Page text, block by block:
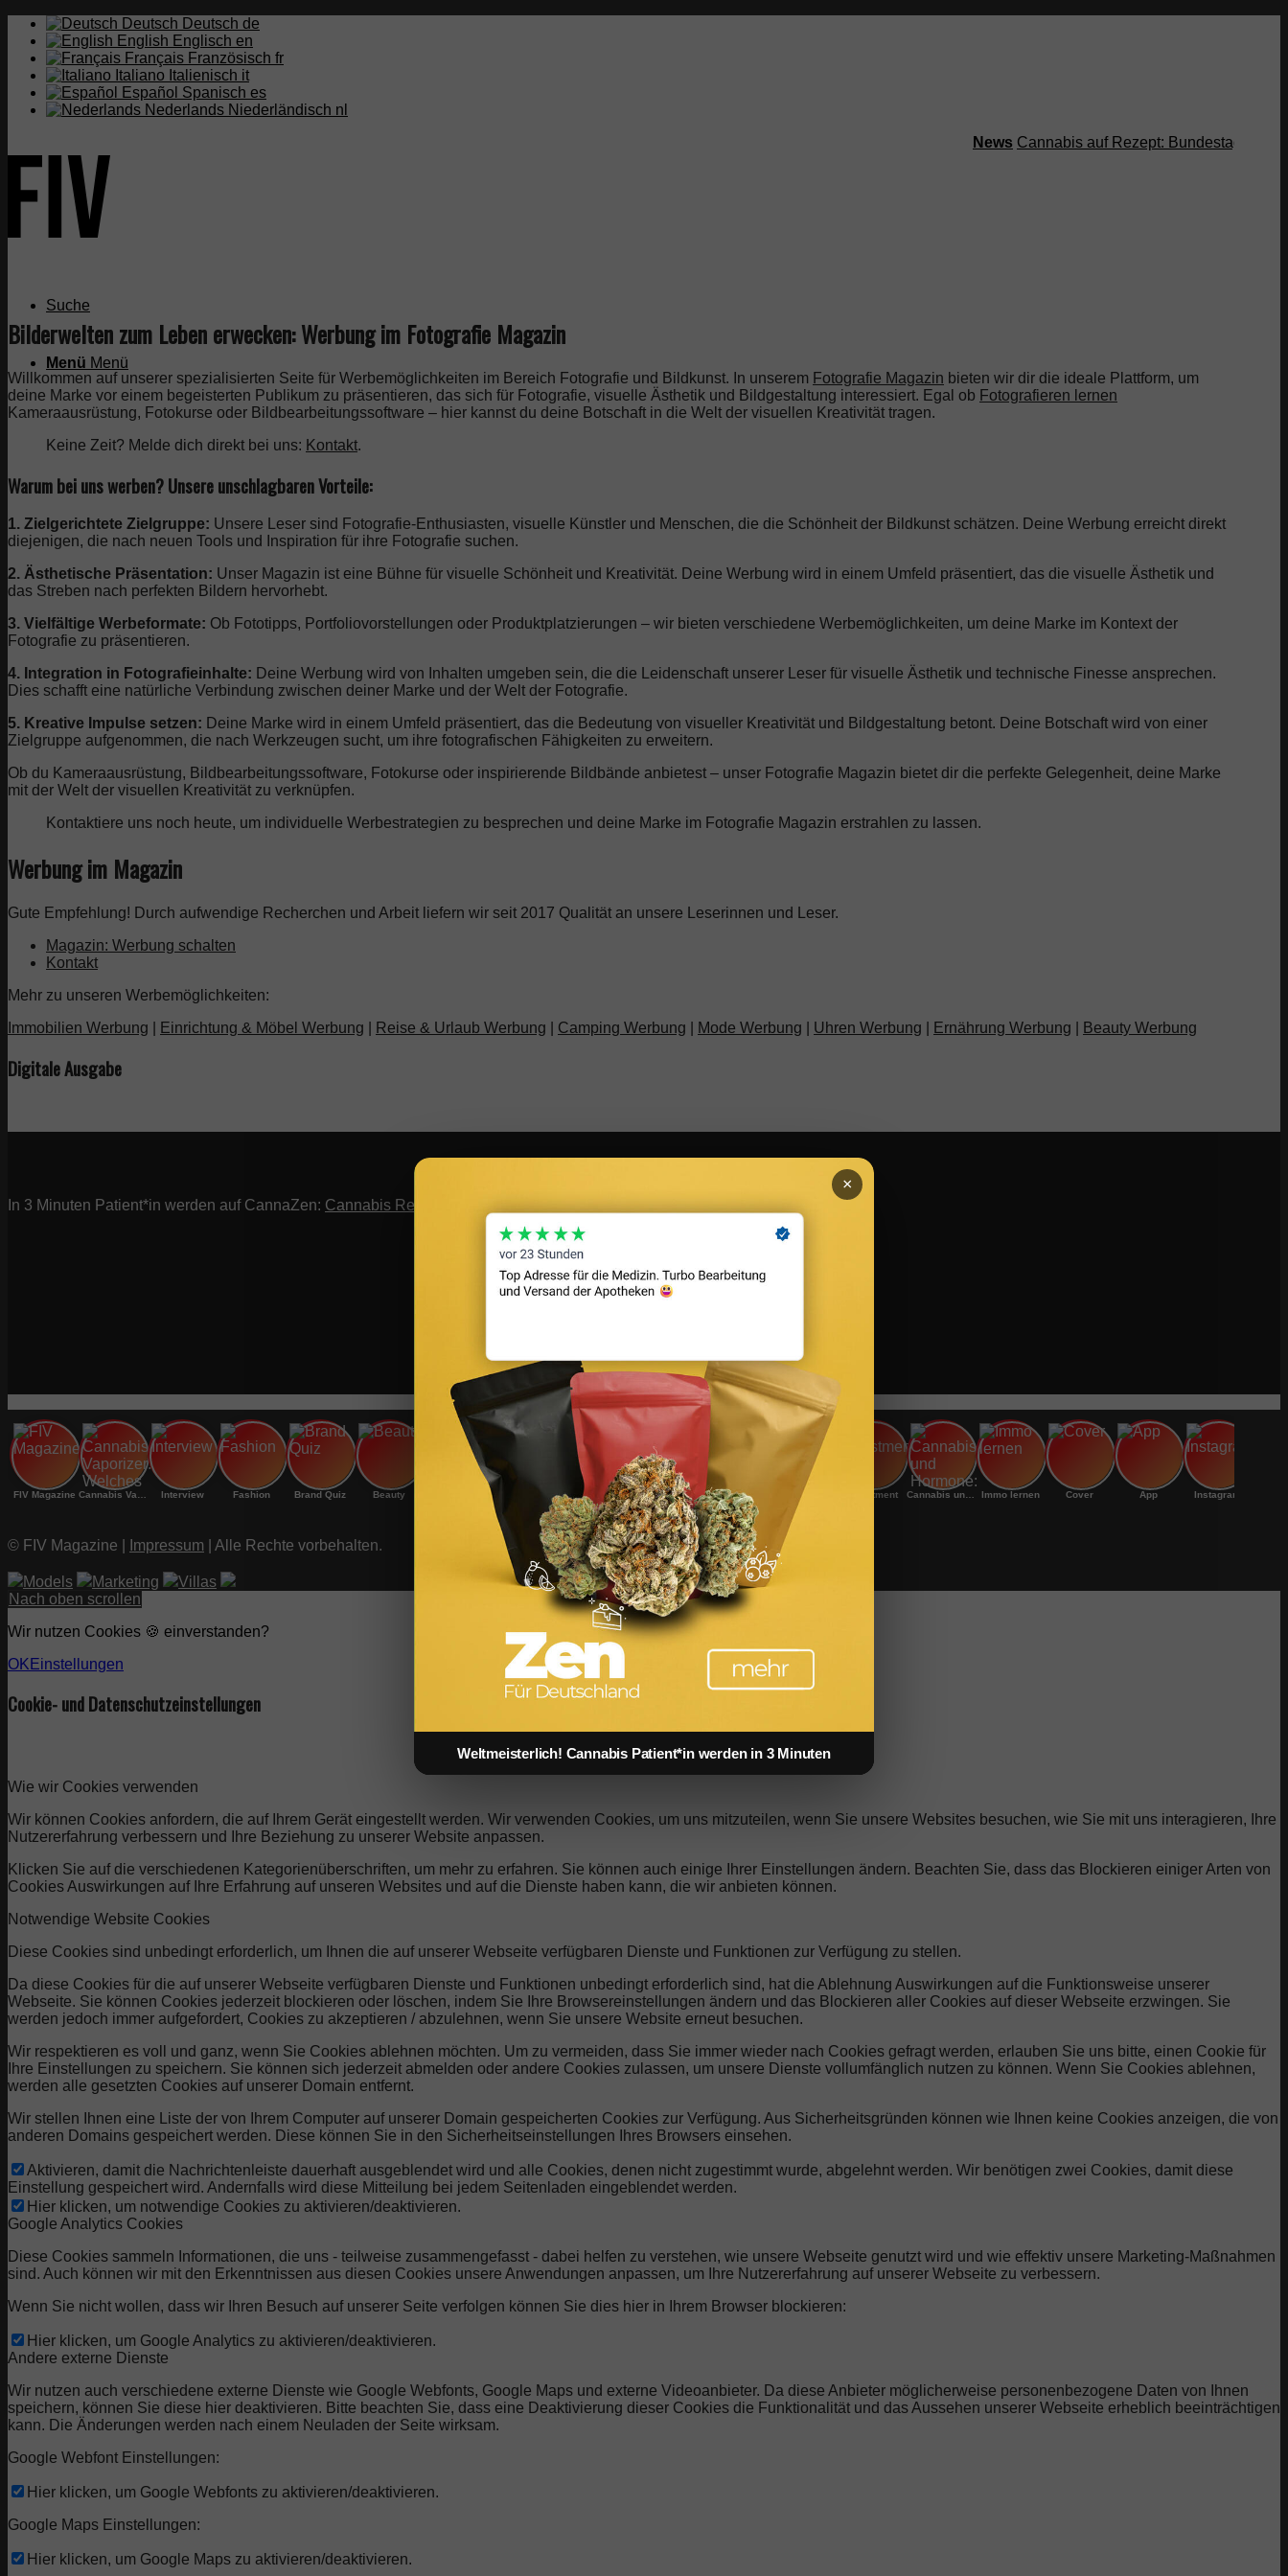
Deutsch Deutsch de
English Englisch en
Français Französisch fr
Italiano Italienisch it
Español Spanisch es
Nederlands Niederländisch nl
News Cannabis auf Rezept: Bundestag streicht
Suche
Menü Menü
Bilderwelten zum Leben erwecken: Werbung im Fotografie Magazin
Willkommen auf unserer spezialisierten Seite für Werbemöglichkeiten im Bereich Fotografie und Bildkunst. In unserem Fotografie Magazin bieten wir dir die ideale Plattform, um
deine Marke vor einem begeisterten Publikum zu präsentieren, das sich für Fotografie, visuelle Ästhetik und Bildgestaltung interessiert. Egal ob Fotografieren lernen
Kameraausrüstung, Fotokurse oder Bildbearbeitungssoftware – hier kannst du deine Botschaft in die Welt der visuellen Kreativität tragen.
Keine Zeit? Melde dich direkt bei uns: Kontakt.
Warum bei uns werben? Unsere unschlagbaren Vorteile:
1. Zielgerichtete Zielgruppe: Unsere Leser sind Fotografie-Enthusiasten, visuelle Künstler und Menschen, die die Schönheit der Bildkunst schätzen. Deine Werbung erreicht direkt
diejenigen, die nach neuen Tools und Inspiration für ihre Fotografie suchen.
2. Ästhetische Präsentation: Unser Magazin ist eine Bühne für visuelle Schönheit und Kreativität. Deine Werbung wird in einem Umfeld präsentiert, das die visuelle Ästhetik und
das Streben nach perfekten Bildern hervorhebt.
3. Vielfältige Werbeformate: Ob Fototipps, Portfoliovorstellungen oder Produktplatzierungen – wir bieten verschiedene Werbemöglichkeiten, um deine Marke im Kontext der
Fotografie zu präsentieren.
4. Integration in Fotografieinhalte: Deine Werbung wird von Inhalten umgeben sein, die die Leidenschaft unserer Leser für visuelle Ästhetik und technische Finesse ansprechen.
Dies schafft eine natürliche Verbindung zwischen deiner Marke und der Welt der Fotografie.
5. Kreative Impulse setzen: Deine Marke wird in einem Umfeld präsentiert, das die Bedeutung von visueller Kreativität und Bildgestaltung betont. Deine Botschaft wird von einer
Zielgruppe aufgenommen, die nach Werkzeugen sucht, um ihre fotografischen Fähigkeiten zu erweitern.
Ob du Kameraausrüstung, Bildbearbeitungssoftware, Fotokurse oder inspirierende Bildbände anbietest – unser Fotografie Magazin bietet dir die perfekte Gelegenheit, deine Marke
mit der Welt der visuellen Kreativität zu verknüpfen.
Kontaktiere uns noch heute, um individuelle Werbestrategien zu besprechen und deine Marke im Fotografie Magazin erstrahlen zu lassen.
Werbung im Magazin
Gute Empfehlung! Durch aufwendige Recherchen und Arbeit liefern wir seit 2017 Qualität an unsere Leserinnen und Leser.
Magazin: Werbung schalten
Kontakt
Mehr zu unseren Werbemöglichkeiten:
Immobilien Werbung
Einrichtung & Möbel Werbung Reise & Urlaub Werbung Camping Werbung Mode Werbung Uhren Werbung Ernährung Werbung Beauty Werbung
Digitale Ausgabe
powered by
In 3 Minuten Patient*in werden auf CannaZen: Cannabis Rezept
FIV Magazine Interview Fashion Brand Quiz Beauty Cannabis Preise in Fragrance Shop Watches Travel Interior Investment Immo lernen Cover App Instagram
© FIV Magazine | Impressum | Alle Rechte vorbehalten.
Models Marketing
Villas
Nach oben scrollen
Wir nutzen Cookies 🍪 einverstanden?
OK Einstellungen
Cookie- und Datenschutzeinstellungen
Wie wir Cookies verwenden
Wir können Cookies anfordern, die auf Ihrem Gerät eingestellt werden. Wir verwenden Cookies, um uns mitzuteilen, wenn Sie unsere Websites besuchen, wie Sie mit uns interagieren, Ihre
Nutzererfahrung verbessern und Ihre Beziehung zu unserer Website anpassen.
Klicken Sie auf die verschiedenen Kategorienüberschriften, um mehr zu erfahren. Sie können auch einige Ihrer Einstellungen ändern. Beachten Sie, dass das Blockieren einiger Arten von
Cookies Auswirkungen auf Ihre Erfahrung auf unseren Websites und auf die Dienste haben kann, die wir anbieten können.
Notwendige Website Cookies
Diese Cookies sind unbedingt erforderlich, um Ihnen die auf unserer Webseite verfügbaren Dienste und Funktionen zur Verfügung zu stellen.
Da diese Cookies für die auf unserer Webseite verfügbaren Dienste und Funktionen unbedingt erforderlich sind, hat die Ablehnung Auswirkungen auf die Funktionsweise unserer
Webseite. Sie können Cookies jederzeit blockieren oder löschen, indem Sie Ihre Browsereinstellungen ändern und das Blockieren aller Cookies auf dieser Webseite erzwingen. Sie
werden jedoch immer aufgefordert, Cookies zu akzeptieren / abzulehnen, wenn Sie unsere Website erneut besuchen.
Wir respektieren es voll und ganz, wenn Sie Cookies ablehnen möchten. Um zu vermeiden, dass Sie immer wieder nach Cookies gefragt werden, erlauben Sie uns bitte, einen Cookie für
Ihre Einstellungen zu speichern. Sie können sich jederzeit abmelden oder andere Cookies zulassen, um unsere Dienste vollumfänglich nutzen zu können. Wenn Sie Cookies ablehnen,
werden alle gesetzten Cookies auf unserer Domain entfernt.
Wir stellen Ihnen eine Liste der von Ihrem Computer auf unserer Domain gespeicherten Cookies zur Verfügung. Aus Sicherheitsgründen können wie Ihnen keine Cookies anzeigen, die von
anderen Domains gespeichert werden. Diese können Sie in den Sicherheitseinstellungen Ihres Browsers einsehen.
Aktivieren, damit die Nachrichtenleiste dauerhaft ausgeblendet wird und alle Cookies, denen nicht zugestimmt wurde, abgelehnt werden. Wir benötigen zwei Cookies, damit diese
Einstellung gespeichert wird. Andernfalls wird diese Mitteilung bei jedem Seitenladen eingeblendet werden.
Hier klicken, um notwendige Cookies zu aktivieren/deaktivieren.
Google Analytics Cookies
Diese Cookies sammeln Informationen, die uns - teilweise zusammengefasst - dabei helfen zu verstehen, wie unsere Webseite genutzt wird und wie effektiv unsere Marketing-Maßnahmen
sind. Auch können wir mit den Erkenntnissen aus diesen Cookies unsere Anwendungen anpassen, um Ihre Nutzererfahrung auf unserer Webseite zu verbessern.
Wenn Sie nicht wollen, dass wir Ihren Besuch auf unserer Seite verfolgen können Sie dies hier in Ihrem Browser blockieren:
Hier klicken, um Google Analytics zu aktivieren/deaktivieren.
Andere externe Dienste
Wir nutzen auch verschiedene externe Dienste wie Google Webfonts, Google Maps und externe Videoanbieter. Da diese Anbieter möglicherweise personenbezogene Daten von Ihnen
speichern, können Sie diese hier deaktivieren. Bitte beachten Sie, dass eine Deaktivierung dieser Cookies die Funktionalität und das Aussehen unserer Webseite erheblich beeinträchtigen
kann. Die Änderungen werden nach einem Neuladen der Seite wirksam.
Google Webfont Einstellungen:
Hier klicken, um Google Webfonts zu aktivieren/deaktivieren.
Google Maps Einstellungen:
Hier klicken, um Google Maps zu aktivieren/deaktivieren.
Weltmeisterlich! Cannabis Patient*in werden in 3 Minuten
×